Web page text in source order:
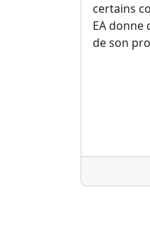
certains
EA
de son